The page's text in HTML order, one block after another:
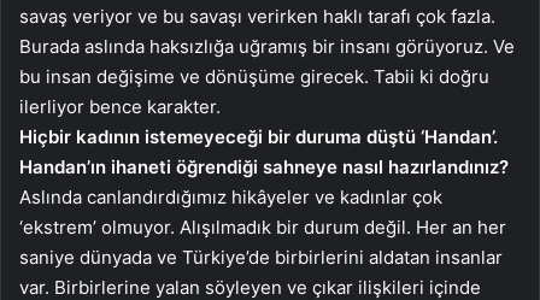
savaş veriyor ve bu savaşı verirken haklı tarafı çok fazla.
Burada aslında haksızlığa uğramış bir insanı görüyoruz. Ve
bu insan değişime ve dönüşüme girecek. Tabii ki doğru
ilerliyor bence karakter.
Hiçbir kadının istemeyeceği bir duruma düştü ‘Handan’.
Handan’ın ihaneti öğrendiği sahneye nasıl hazırlandınız?
Aslında canlandırdığımız hikâyeler ve kadınlar çok
‘ekstrem’ olmuyor. Alışılmadık bir durum değil. Her an her
saniye dünyada ve Türkiye’de birbirlerini aldatan insanlar
var. Birbirlerine yalan söyleyen ve çıkar ilişkileri içinde